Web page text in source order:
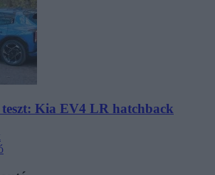
Kia EV4 LR hatchback